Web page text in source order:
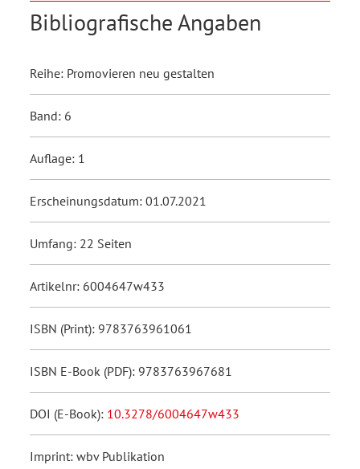
Bibliografische Angaben
Reihe: Promovieren neu gestalten
Band: 6
Auflage: 1
Erscheinungsdatum: 01.07.2021
Umfang: 22 Seiten
Artikelnr: 6004647w433
ISBN (Print): 9783763961061
ISBN E-Book (PDF): 9783763967681
DOI (E-Book): 10.3278/6004647w433
Imprint: wbv Publikation